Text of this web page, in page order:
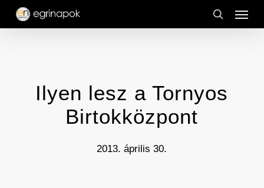
Skip
search
Menu
Ilyen lesz a Tornyos
Birtokközpont
2013. április 30.